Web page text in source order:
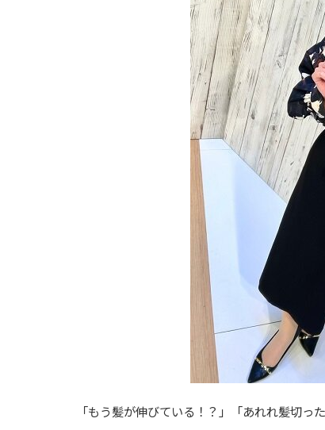
「もう髪が伸びている！？」「あれれ髪切